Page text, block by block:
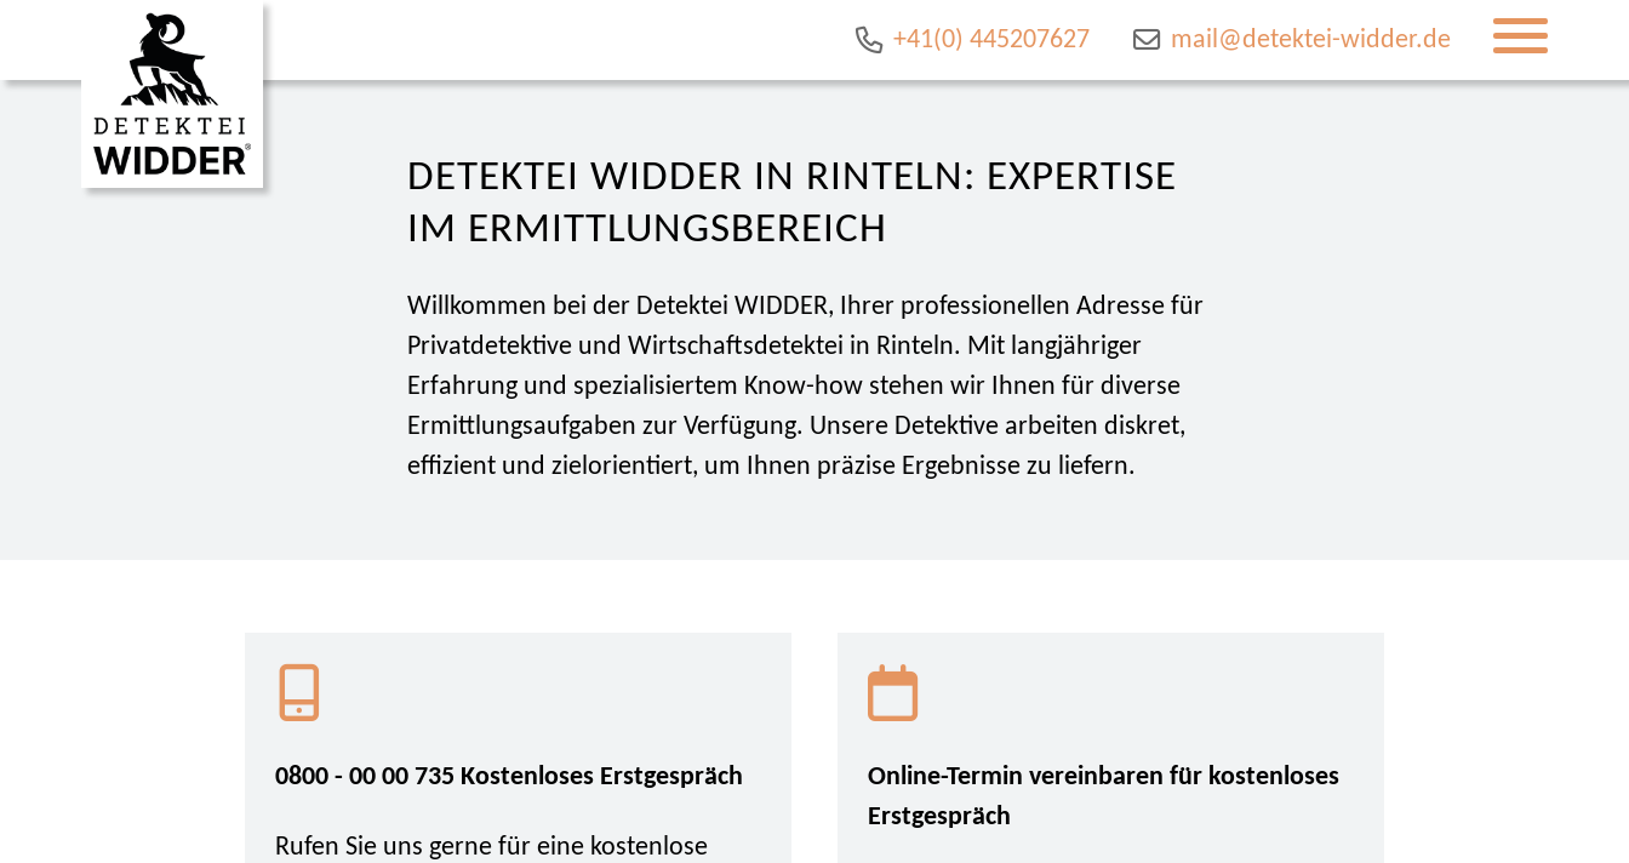
+41(0) 445207627 mail@detektei-widder.de
DETEKTEI WIDDER IN RINTELN: EXPERTISE
IM ERMITTLUNGSBEREICH
Willkommen bei der Detektei WIDDER, Ihrer professionellen Adresse für
Privatdetektive und Wirtschaftsdetektei in Rinteln. Mit langjähriger
Erfahrung und spezialisiertem Know-how stehen wir Ihnen für diverse
Ermittlungsaufgaben zur Verfügung. Unsere Detektive arbeiten diskret,
effizient und zielorientiert, um Ihnen präzise Ergebnisse zu liefern.
0800 - 00 00 735 Kostenloses Erstgespräch
Rufen Sie uns gerne für eine kostenlose
Online-Termin vereinbaren für kostenloses
Erstgespräch